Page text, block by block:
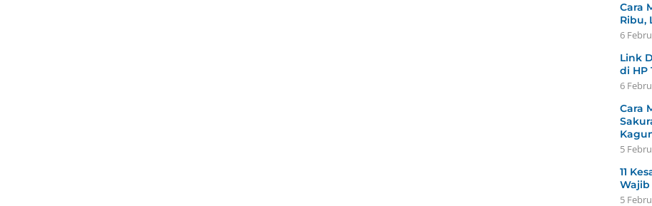
Cara
Ribu,
6
Link
di HP
6
Cara
5
11
5